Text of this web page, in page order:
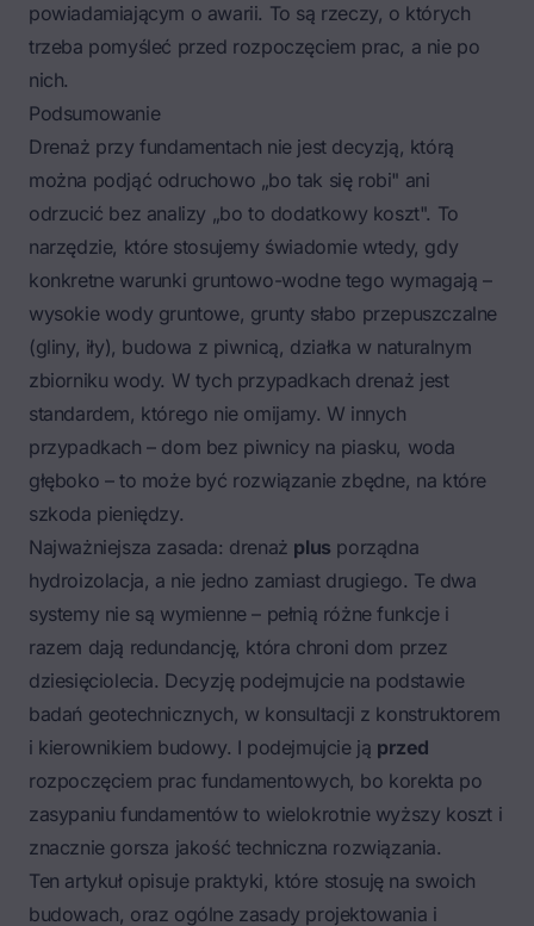
powiadamiającym o awarii. To są rzeczy, o których
trzeba pomyśleć przed rozpoczęciem prac, a nie po
nich.
Podsumowanie
Drenaż przy fundamentach nie jest decyzją, którą
można podjąć odruchowo „bo tak się robi" ani
odrzucić bez analizy „bo to dodatkowy koszt". To
narzędzie, które stosujemy świadomie wtedy, gdy
konkretne warunki gruntowo-wodne tego wymagają –
wysokie wody gruntowe, grunty słabo przepuszczalne
(gliny, iły), budowa z piwnicą, działka w naturalnym
zbiorniku wody. W tych przypadkach drenaż jest
standardem, którego nie omijamy. W innych
przypadkach – dom bez piwnicy na piasku, woda
głęboko – to może być rozwiązanie zbędne, na które
szkoda pieniędzy.
Najważniejsza zasada: drenaż plus porządna
hydroizolacja, a nie jedno zamiast drugiego. Te dwa
systemy nie są wymienne – pełnią różne funkcje i
razem dają redundancję, która chroni dom przez
dziesięciolecia. Decyzję podejmujcie na podstawie
badań geotechnicznych, w konsultacji z konstruktorem
i kierownikiem budowy. I podejmujcie ją przed
rozpoczęciem prac fundamentowych, bo korekta po
zasypaniu fundamentów to wielokrotnie wyższy koszt i
znacznie gorsza jakość techniczna rozwiązania.
Ten artykuł opisuje praktyki, które stosuję na swoich
budowach, oraz ogólne zasady projektowania i